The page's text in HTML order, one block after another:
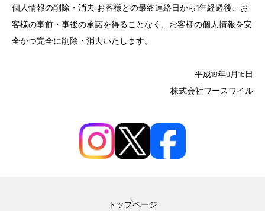
個人情報の削除・消去 お客様との最終連絡日から1年経過後、お
客様の事前・事後の承諾を得ることなく、お客様の個人情報を安
全かつ完全に削除・消去いたします。
平成19年9月15日
株式会社ワースワイル
トップページ